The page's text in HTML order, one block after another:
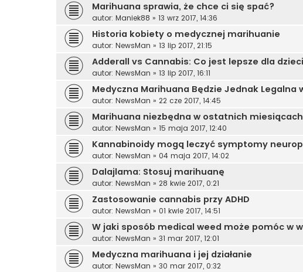
Marihuana sprawia, że chce ci się spać?
autor: Maniek88 » 13 wrz 2017, 14:36
Historia kobiety o medycznej marihuanie
autor: NewsMan » 13 lip 2017, 21:15
Adderall vs Cannabis: Co jest lepsze dla
autor: NewsMan » 13 lip 2017, 16:11
Medyczna Marihuana Będzie Jednak Legalna
autor: NewsMan » 22 cze 2017, 14:45
Marihuana niezbędna w ostatnich
autor: NewsMan » 15 maja 2017, 12:40
Kannabinoidy mogą leczyć symptomy
autor: NewsMan » 04 maja 2017, 14:02
Dalajlama: Stosuj marihuanę
autor: NewsMan » 28 kwie 2017, 0:21
Zastosowanie cannabis przy ADHD
autor: NewsMan » 01 kwie 2017, 14:51
W jaki sposób medical weed może pomóc w
autor: NewsMan » 31 mar 2017, 12:01
Medyczna marihuana i jej działanie
autor: NewsMan » 30 mar 2017, 0:32